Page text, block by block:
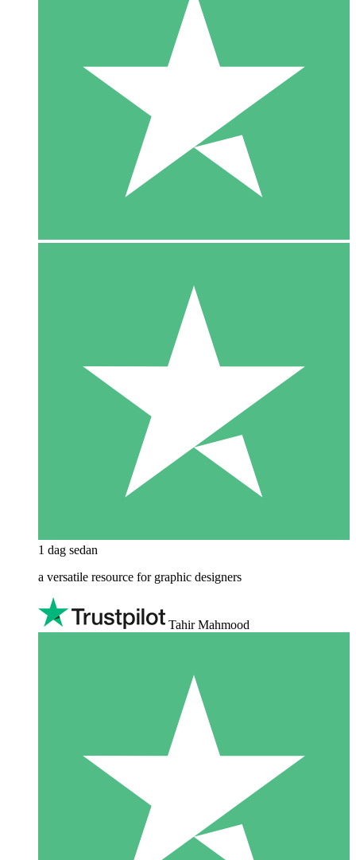
1 dag sedan
a versatile resource for graphic designers
Tahir Mahmood